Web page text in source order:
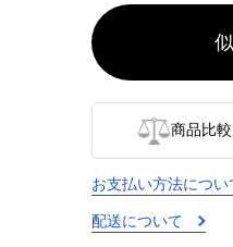
商品比較
お支払い方法につい
配送について